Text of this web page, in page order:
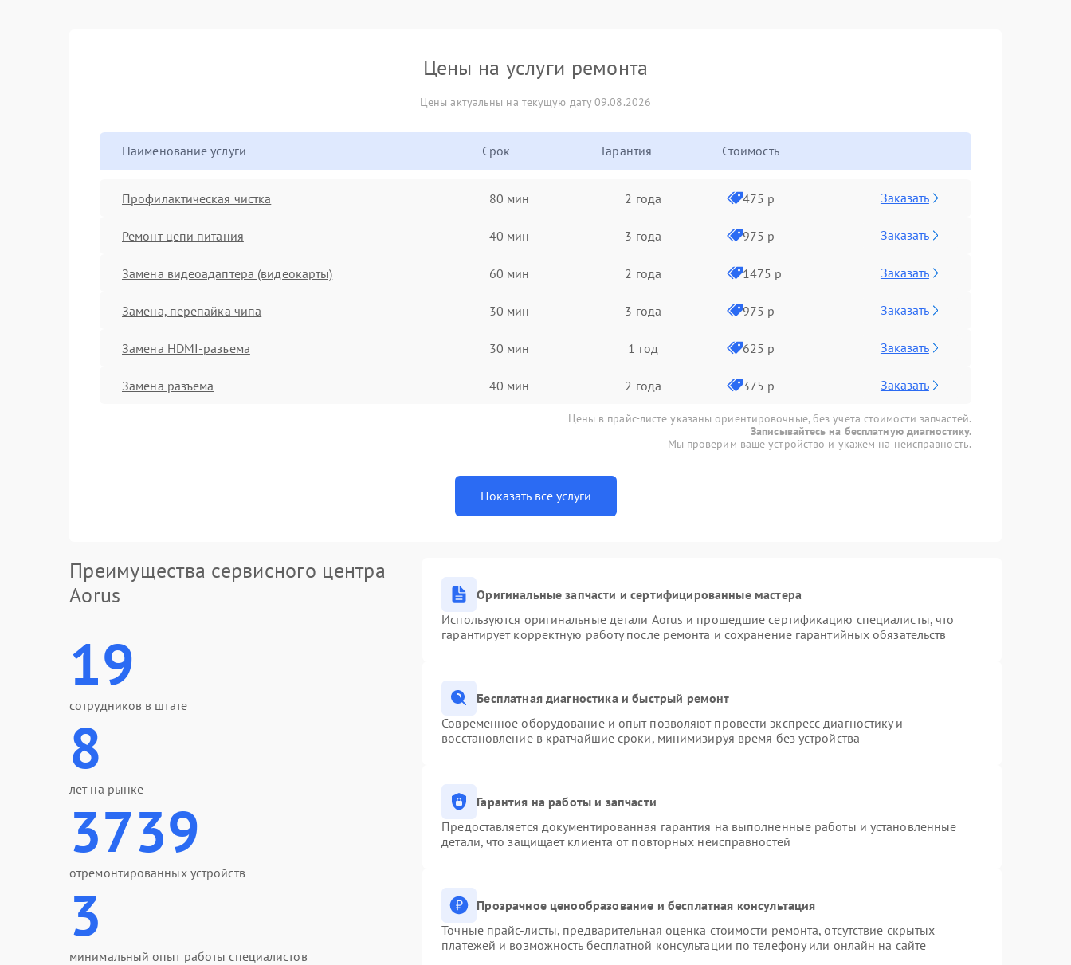
Цены на услуги ремонта
Цены актуальны на текущую дату 09.08.2026
Наименование услуги Срок Гарантия Стоимость
Профилактическая чистка 80 мин 2 года 475 р Заказать
Ремонт цепи питания 40 мин 3 года 975 р Заказать
Замена видеоадаптера (видеокарты) 60 мин 2 года 1475 р Заказать
Замена, перепайка чипа 30 мин 3 года 975 р Заказать
Замена HDMI-разъема 30 мин 1 год 625 р Заказать
Замена разъема 40 мин 2 года 375 р Заказать
Цены в прайс-листе указаны ориентировочные, без учета стоимости запчастей.
Записывайтесь на бесплатную диагностику.
Мы проверим ваше устройство и укажем на неисправность.
Показать все услуги
Преимущества сервисного центра
Aorus
19
сотрудников в штате
8
лет на рынке
3739
отремонтированных устройств
3
минимальный опыт работы специалистов
Оригинальные запчасти и сертифицированные мастера
Используются оригинальные детали Aorus и прошедшие сертификацию специалисты, что
гарантирует корректную работу после ремонта и сохранение гарантийных обязательств
Бесплатная диагностика и быстрый ремонт
Современное оборудование и опыт позволяют провести экспресс-диагностику и
восстановление в кратчайшие сроки, минимизируя время без устройства
Гарантия на работы и запчасти
Предоставляется документированная гарантия на выполненные работы и установленные
детали, что защищает клиента от повторных неисправностей
Прозрачное ценообразование и бесплатная консультация
Точные прайс-листы, предварительная оценка стоимости ремонта, отсутствие скрытых
платежей и возможность бесплатной консультации по телефону или онлайн на сайте